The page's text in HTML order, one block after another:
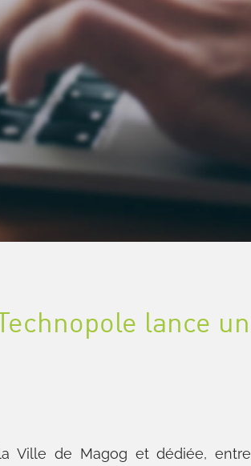
lance un
Ville de Magog et dédiée, entre